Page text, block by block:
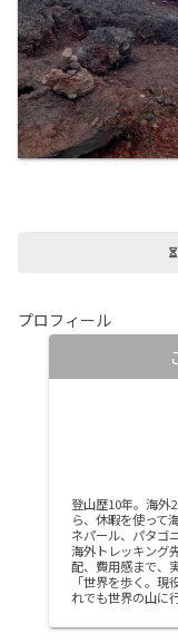
プロフィール
登山歴10年。海外
ら、休暇を使って
ネパール、パタゴ
海外トレッキング
配、費用感まで、
「世界を歩く。
れでも世界の山に